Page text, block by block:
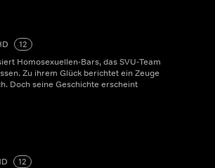
12
Homosexuellen-Bars, das SVU-Team
Zu ihrem Glück berichtet ein Zeuge
Doch seine Geschichte erscheint
12